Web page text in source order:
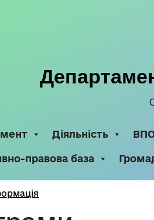
Діяльність
правова база